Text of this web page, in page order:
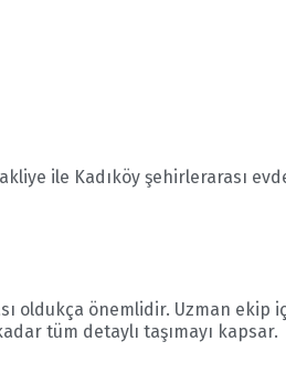
ile Kadıköy şehirlerarası
oldukça önemlidir. Uzman ekip
tüm detaylı taşımayı kapsar.